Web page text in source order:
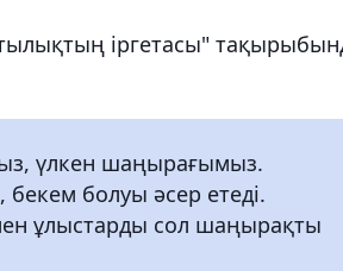
іргетасы"
үлкен шаңырағымыз.
болуы әсер етеді.
ұлыстарды сол шаңырақты